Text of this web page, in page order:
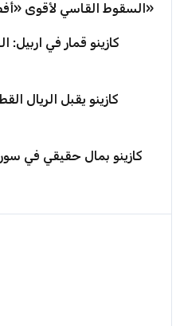
السقوط القاسي لأقوى «أفضل كازينو بدون إيداع لبنان»
كازينو قمار في اربيل:
كازينو يقبل الريال
كازينو بمال حقيقي في